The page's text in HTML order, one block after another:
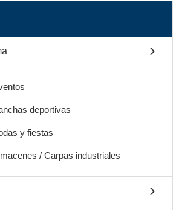
deportivas
y fiestas
/ Carpas industriales